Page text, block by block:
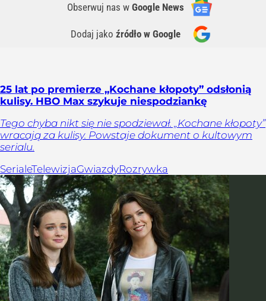
Obserwuj nas w Google News
Dodaj jako źródło w Google
25 lat po premierze „Kochane kłopoty” odsłonią
kulisy. HBO Max szykuje niespodziankę
Tego chyba nikt się nie spodziewał. „Kochane kłopoty”
wracają za kulisy. Powstaje dokument o kultowym
serialu.
SerialeTelewizjaGwiazdyRozrywka